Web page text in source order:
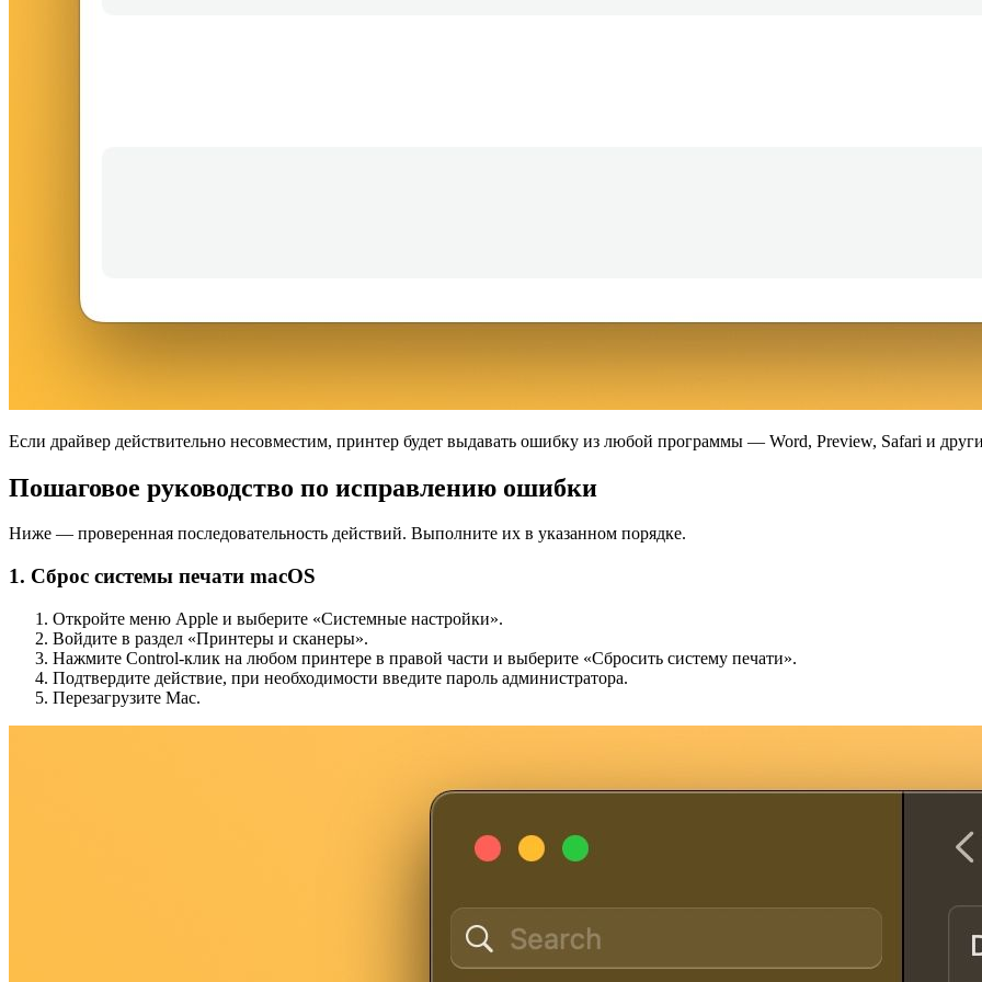
Если драйвер действительно несовместим, принтер будет выдавать ошибку из любой программы — Word, Preview, Safari и
Пошаговое руководство по исправлению ошибки
Ниже — проверенная последовательность действий. Выполните их в указанном порядке.
1. Сброс системы печати macOS
Откройте меню Apple и выберите «Системные настройки».
Войдите в раздел «Принтеры и сканеры».
Нажмите Control-клик на любом принтере в правой части и выберите «Сбросить систему печати».
Подтвердите действие, при необходимости введите пароль администратора.
Перезагрузите Mac.